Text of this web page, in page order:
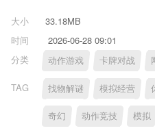
大小
33.18MB
时间
2026-06-28 09:01
分类
动作游戏 卡牌对战
TAG 找物解谜 模拟经营
奇幻 动作竞技 模拟